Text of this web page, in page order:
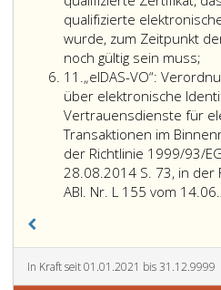
9
und
14
bestimmt
ist.
von
ihrer
technischen
Umsetzung
eine
qualifizierte
elektronische
Signatur
(Artikel
3,
eIDAS-
VO)
mit
qualifizierte
wurde, zum Zeitpunkt
noch gültig sein muss;
11.Ziffer
11
„eIDAS-VO“:
über elektronische
Vertrauensdienste für
Transaktionen im
der Richtlinie 1999/93/
28.08.2014 S. 73, in der
ABl. Nr. L 155 vom
In Kraft seit 01.01.2021 bis 31.12.9999